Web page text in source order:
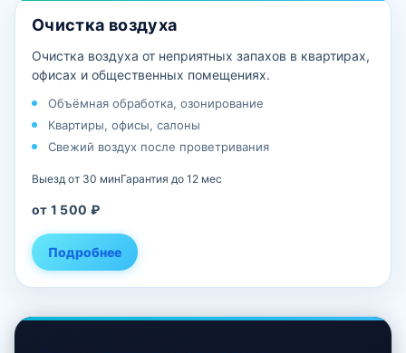
Очистка воздуха
Очистка воздуха от неприятных запахов в квартирах,
офисах и общественных помещениях.
Объёмная обработка, озонирование
Квартиры, офисы, салоны
Свежий воздух после проветривания
Выезд от 30 минГарантия до 12 мес
от 1 500 ₽
Подробнее